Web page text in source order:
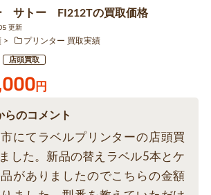
サトー FI212Tの買取価格
更新
プリンター 買取実績
店頭買取
円
らのコメント
にてラベルプリンターの店頭買
した。新品の替えラベル5本とケ
がありましたのでこちらの金額